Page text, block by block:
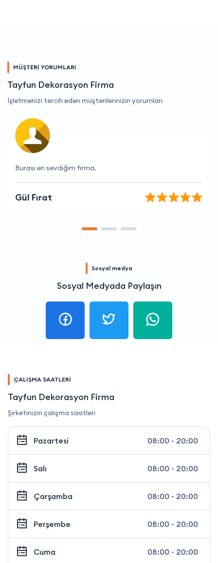
MÜŞTERİ YORUMLARI
Tayfun Dekorasyon Firma
İşletmenizi tercih eden müşterilerinizin yorumları
Kesinlikle tavsiye ederim, mükemmel hizmet.
Selen Yılmaz
Sosyal medya
Sosyal Medyada Paylaşın
ÇALIŞMA SAATLERİ
Tayfun Dekorasyon Firma
Şirketinizin çalışma saatleri
Pazartesi 08:00 - 20:00
Salı 08:00 - 20:00
Çarşamba 08:00 - 20:00
Perşembe 08:00 - 20:00
Cuma 08:00 - 20:00